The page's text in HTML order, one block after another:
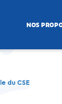
NOS
du CSE